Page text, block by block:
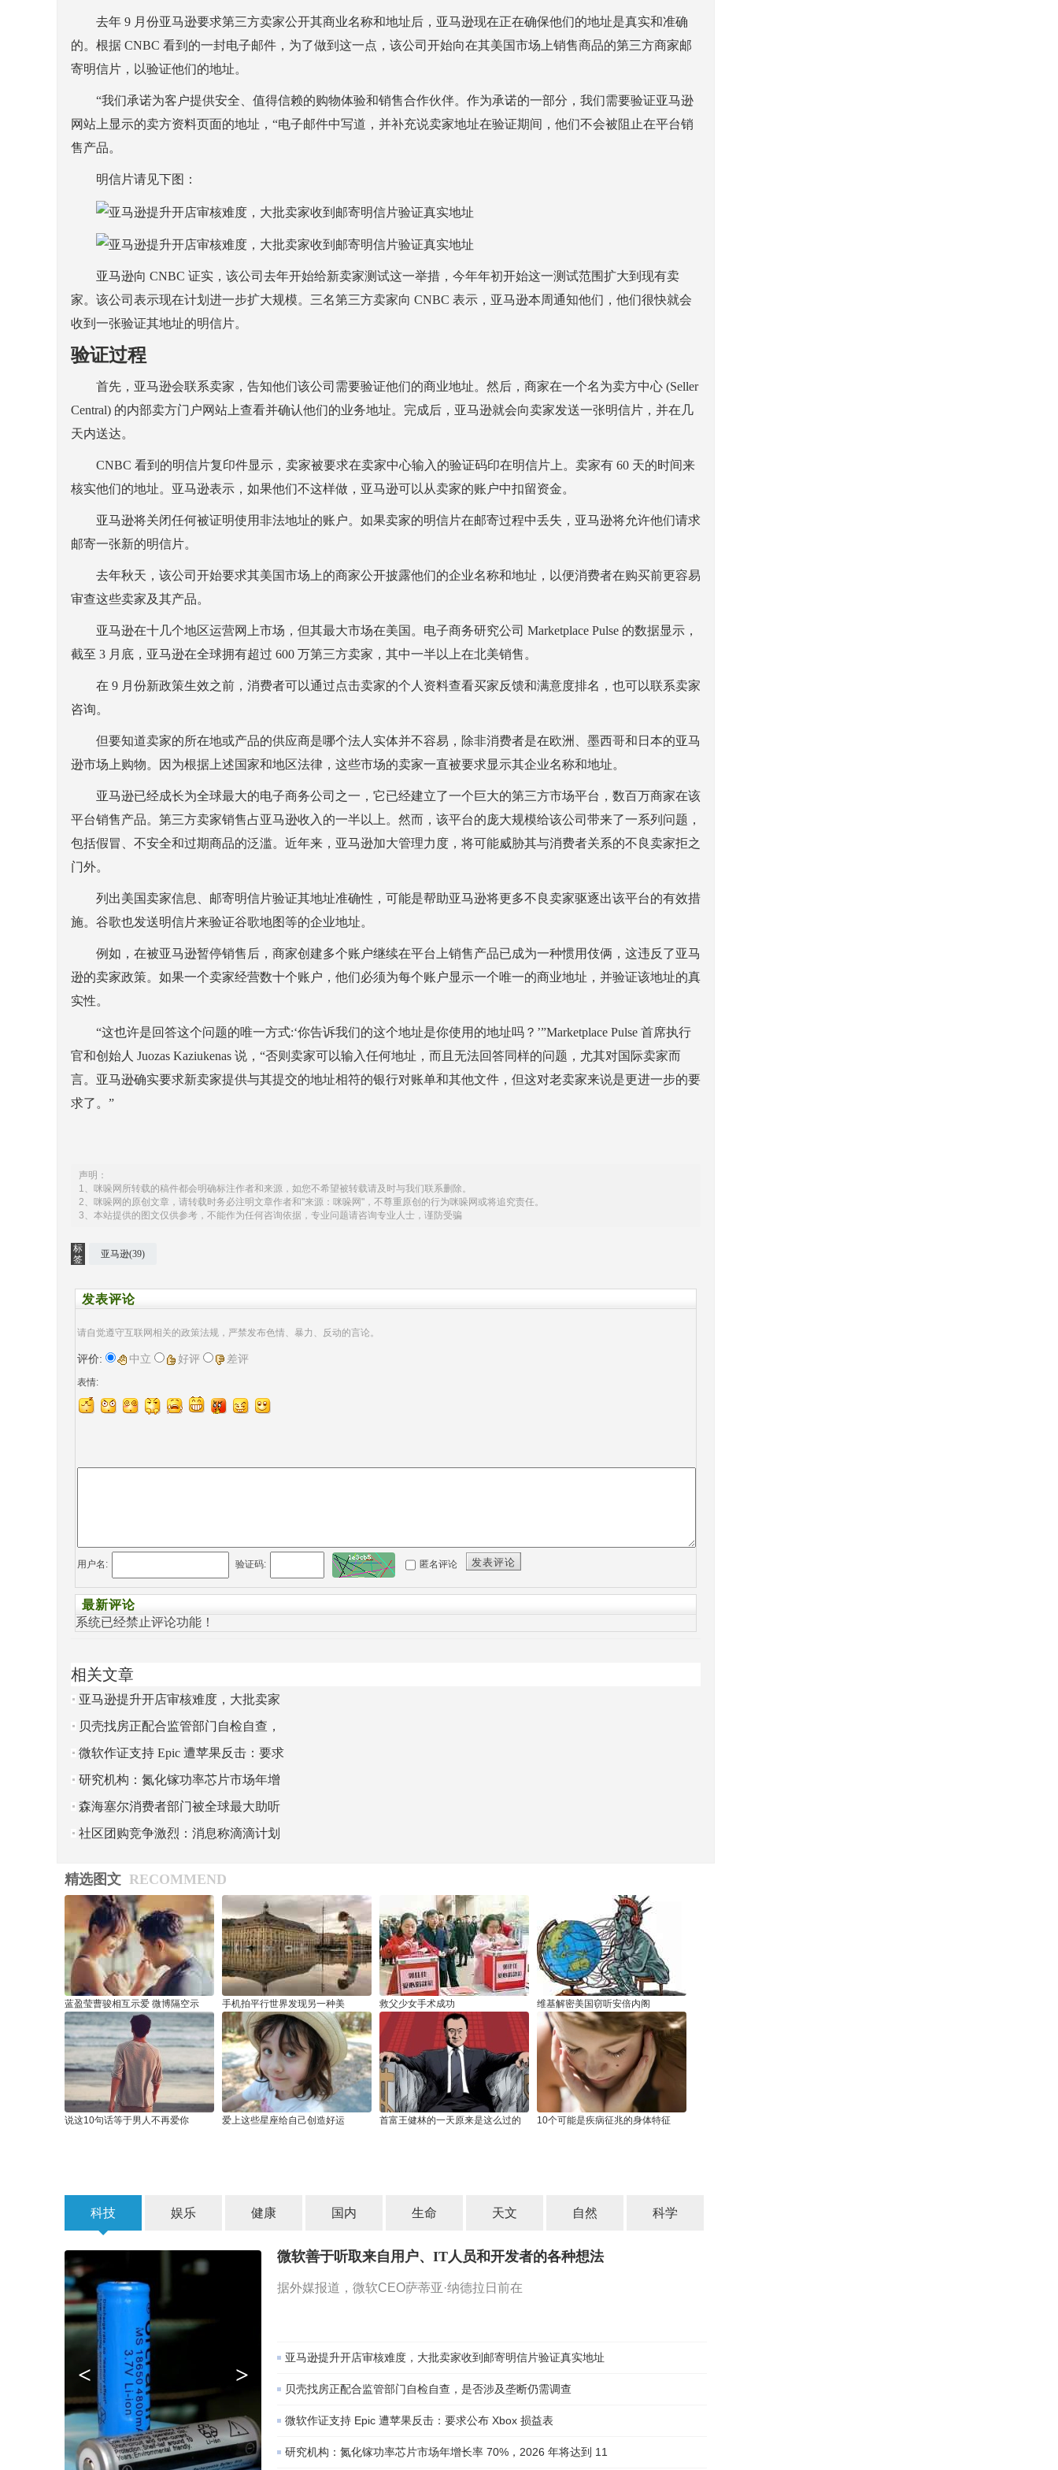
去年 9 月份亚马逊要求第三方卖家公开其商业名称和地址后，亚马逊现在正在确保他们的地址是真实和准确
的。根据 CNBC 看到的一封电子邮件，为了做到这一点，该公司开始向在其美国市场上销售商品的第三方商家邮
寄明信片，以验证他们的地址。
“我们承诺为客户提供安全、值得信赖的购物体验和销售合作伙伴。作为承诺的一部分，我们需要验证亚马逊
网站上显示的卖方资料页面的地址，“电子邮件中写道，并补充说卖家地址在验证期间，他们不会被阻止在平台销
售产品。
明信片请见下图：
亚马逊向 CNBC 证实，该公司去年开始给新卖家测试这一举措，今年年初开始这一测试范围扩大到现有卖
家。该公司表示现在计划进一步扩大规模。三名第三方卖家向 CNBC 表示，亚马逊本周通知他们，他们很快就会
收到一张验证其地址的明信片。
验证过程
首先，亚马逊会联系卖家，告知他们该公司需要验证他们的商业地址。然后，商家在一个名为卖方中心 (Seller
Central) 的内部卖方门户网站上查看并确认他们的业务地址。完成后，亚马逊就会向卖家发送一张明信片，并在几
天内送达。
CNBC 看到的明信片复印件显示，卖家被要求在卖家中心输入的验证码印在明信片上。卖家有 60 天的时间来
核实他们的地址。亚马逊表示，如果他们不这样做，亚马逊可以从卖家的账户中扣留资金。
亚马逊将关闭任何被证明使用非法地址的账户。如果卖家的明信片在邮寄过程中丢失，亚马逊将允许他们请求
邮寄一张新的明信片。
去年秋天，该公司开始要求其美国市场上的商家公开披露他们的企业名称和地址，以便消费者在购买前更容易
审查这些卖家及其产品。
亚马逊在十几个地区运营网上市场，但其最大市场在美国。电子商务研究公司 Marketplace Pulse 的数据显示，
截至 3 月底，亚马逊在全球拥有超过 600 万第三方卖家，其中一半以上在北美销售。
在 9 月份新政策生效之前，消费者可以通过点击卖家的个人资料查看买家反馈和满意度排名，也可以联系卖家
咨询。
但要知道卖家的所在地或产品的供应商是哪个法人实体并不容易，除非消费者是在欧洲、墨西哥和日本的亚马
逊市场上购物。因为根据上述国家和地区法律，这些市场的卖家一直被要求显示其企业名称和地址。
亚马逊已经成长为全球最大的电子商务公司之一，它已经建立了一个巨大的第三方市场平台，数百万商家在该
平台销售产品。第三方卖家销售占亚马逊收入的一半以上。然而，该平台的庞大规模给该公司带来了一系列问题，
包括假冒、不安全和过期商品的泛滥。近年来，亚马逊加大管理力度，将可能威胁其与消费者关系的不良卖家拒之
门外。
列出美国卖家信息、邮寄明信片验证其地址准确性，可能是帮助亚马逊将更多不良卖家驱逐出该平台的有效措
施。谷歌也发送明信片来验证谷歌地图等的企业地址。
例如，在被亚马逊暂停销售后，商家创建多个账户继续在平台上销售产品已成为一种惯用伎俩，这违反了亚马
逊的卖家政策。如果一个卖家经营数十个账户，他们必须为每个账户显示一个唯一的商业地址，并验证该地址的真
实性。
“这也许是回答这个问题的唯一方式:‘你告诉我们的这个地址是你使用的地址吗？’”Marketplace Pulse 首席执行
官和创始人 Juozas Kaziukenas 说，“否则卖家可以输入任何地址，而且无法回答同样的问题，尤其对国际卖家而
言。亚马逊确实要求新卖家提供与其提交的地址相符的银行对账单和其他文件，但这对老卖家来说是更进一步的要
求了。”
声明：
1、咪哚网所转载的稿件都会明确标注作者和来源，如您不希望被转载请及时与我们联系删除。
2、咪哚网的原创文章，请转载时务必注明文章作者和"来源：咪哚网"，不尊重原创的行为咪哚网或将追究责任。
3、本站提供的图文仅供参考，不能作为任何咨询依据，专业问题请咨询专业人士，谨防受骗
标
签
亚马逊(39)
发表评论
请自觉遵守互联网相关的政策法规，严禁发布色情、暴力、反动的言论。
评价: 中立 好评 差评
表情:
用户名: 验证码: 匿名评论 发表评论
最新评论
系统已经禁止评论功能！
相关文章
亚马逊提升开店审核难度，大批卖家
收到邮寄明信片验证真实地址
贝壳找房正配合监管部门自检自查，
是否涉及垄断仍需调查
微软作证支持 Epic 遭苹果反击：要求
公布 Xbox 损益表
研究机构：氮化镓功率芯片市场年增
长率 70%，2026 年将达到 11
森海塞尔消费者部门被全球最大助听
器制造商 Sonova 收购
社区团购竞争激烈：消息称滴滴计划
精选图文 RECOMMEND
蓝盈莹曹骏相互示爱 微博隔空示 手机拍平行世界发现另一种美 救父少女手术成功 维基解密美国窃听安倍内阁
说这10句话等于男人不再爱你 爱上这些星座给自己创造好运 首富王健林的一天原来是这么过的 10个可能是疾病征兆的身体特征
科技 娱乐 健康 国内 生命 天文 自然 科学
< >
微软善于听取来自用户、IT人员和开发者的各种想法
据外媒报道，微软CEO萨蒂亚·纳德拉日前在
亚马逊提升开店审核难度，大批卖家收到邮寄明信片验证真实地址
贝壳找房正配合监管部门自检自查，是否涉及垄断仍需调查
微软作证支持 Epic 遭苹果反击：要求公布 Xbox 损益表
研究机构：氮化镓功率芯片市场年增长率 70%，2026 年将达到 11